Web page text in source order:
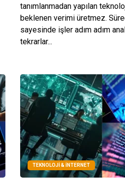
tanımlanmadan yapılan
beklenen verimi üretmez.
sayesinde işler adım adım
tekrarlar...
TEKNOLOJI & İNTERNET